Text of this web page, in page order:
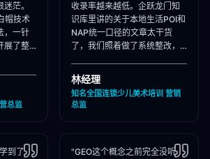
茫。
帽技术
，一针
展了整
涨！"
总监
收录率越来越低。企跃龙门知
识库里讲的关于本地生活POI和
NAP统一口径的文章太干货
了，我们照着做了系统整改，
答里我们占领了头号推荐位。"
林经理
知名全国连锁少儿美术培训 营销
总监
到了
"GEO这个概念之前完全没听